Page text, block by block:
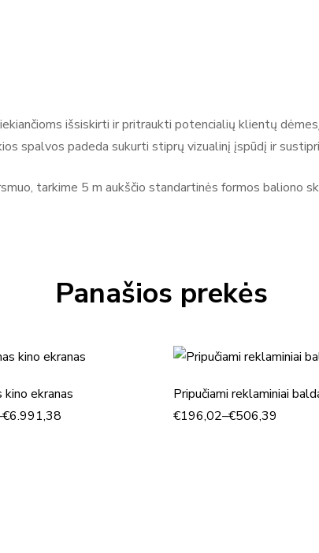
išsiskirti ir pritraukti potencialių klientų
spalvos padeda sukurti stiprų vizualinį įspūdį ir
tarkime 5 m aukščio standartinės formos baliono
Panašios prekės
kino ekranas
€6.991,38
Pripučiami reklaminiai
€196,02–€506,39